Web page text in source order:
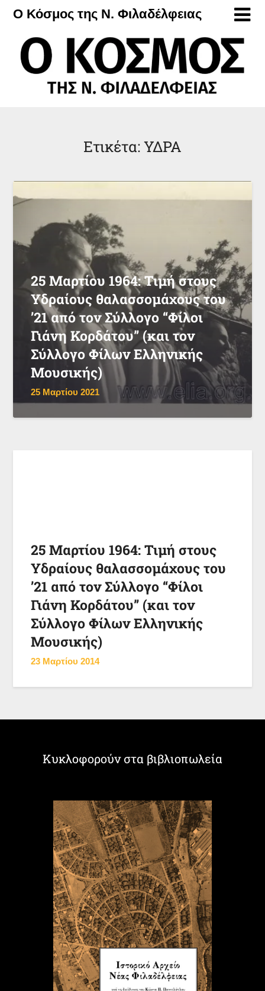
Μετάβαση
περιεχόμενο
Ο Κόσμος της Ν. Φιλαδέλφειας
Ετικέτα:ΥΔΡΑ
25 Μαρτίου 1964: Τιμή στους
Υδραίους θαλασσομάχους του
’21 από τον Σύλλογο “Φίλοι
Γιάνη Κορδάτου” (και τον
Σύλλογο Φίλων Ελληνικής
Μουσικής)
25 Μαρτίου 2021
25 Μαρτίου 1964: Τιμή στους
Υδραίους θαλασσομάχους του
’21 από τον Σύλλογο “Φίλοι
Γιάνη Κορδάτου” (και τον
Σύλλογο Φίλων Ελληνικής
Μουσικής)
23 Μαρτίου 2014
Κυκλοφορούν στα βιβλιοπωλεία